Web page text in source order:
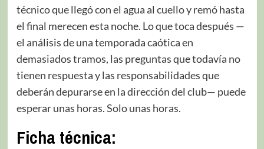
técnico que llegó con el agua al cuello y remó hasta
el final merecen esta noche. Lo que toca después —
el análisis de una temporada caótica en
demasiados tramos, las preguntas que todavía no
tienen respuesta y las responsabilidades que
deberán depurarse en la dirección del club— puede
esperar unas horas. Solo unas horas.
Ficha técnica: